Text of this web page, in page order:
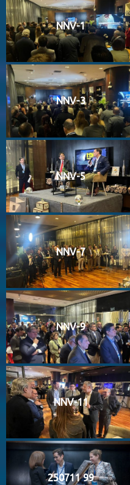
NNV-1
NNV-3
NNV-5
NNV-7
NNV-9
NNV-11
250711 99